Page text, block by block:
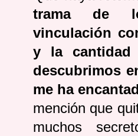
trama de
vinculación
y la cantidad
descubrimos
me ha
mención que
muchos